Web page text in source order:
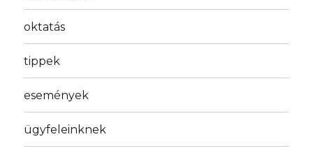
oktatás
tippek
események
ügyfeleinknek